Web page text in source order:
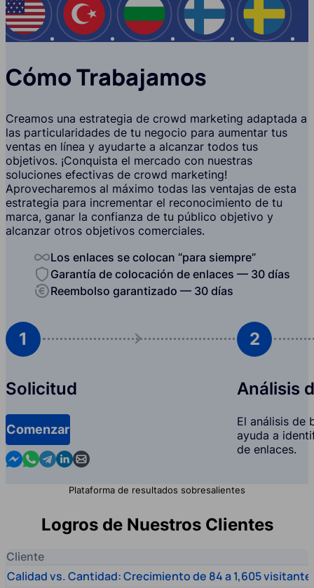
EE.UU Turquía Bulgaria Finlandia Suecia
Cómo Trabajamos
Creamos una estrategia de crowd marketing adaptada a
las particularidades de tu negocio para aumentar tus
ventas en línea y ayudarte a alcanzar todos tus
objetivos. ¡Conquista el mercado con nuestras
soluciones efectivas de crowd marketing!
Aprovecharemos al máximo todas las ventajas de esta
estrategia para incrementar el reconocimiento de tu
marca, ganar la confianza de tu público objetivo y
alcanzar otros objetivos comerciales.
Los enlaces se colocan “para siempre”
Garantía de colocación de enlaces — 30 días
Reembolso garantizado — 30 días
1
Solicitud
Comenzar
Contact us in Messenger
Contact us in WhatsApp
Contact us in Telegram
Contact us in Linkedin
Contact us by email
2
Análisis
El análisis de
ayuda a
de enlaces.
Plataforma de resultados sobresalientes
Logros de Nuestros Clientes
Cliente
Calidad vs. Cantidad: Crecimiento de 84 a 1,605